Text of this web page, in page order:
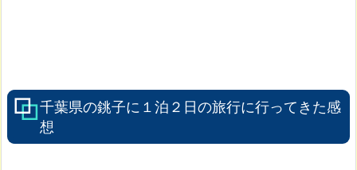
千葉県の銚子に１泊２日の旅行に行ってきた感
想